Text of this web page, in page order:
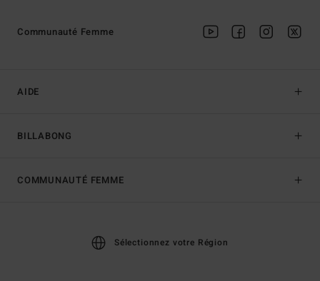
AIDE
BILLABONG
Communauté Femme
COMMUNAUTÉ FEMME
Sélectionnez votre Région